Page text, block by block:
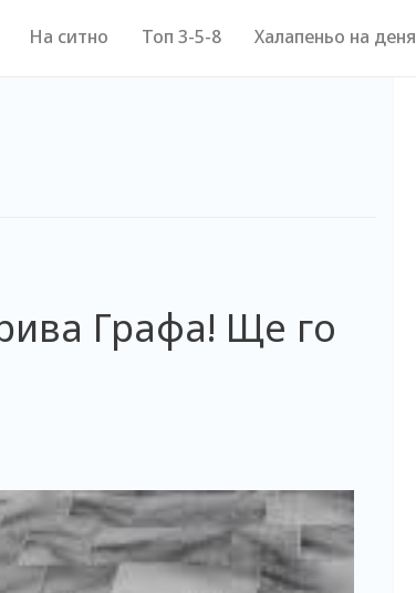
На ситно Топ 3-5-8 Халапеньо на деня
Графа! Ще го